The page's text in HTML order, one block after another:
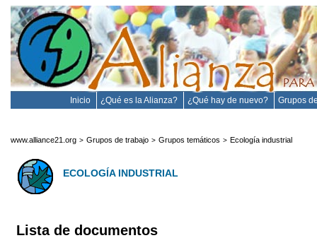
Inicio ¿Qué es la Alianza? ¿Qué hay de nuevo? Grupos
www.alliance21.org > Grupos de trabajo > Grupos temáticos > Ecología industrial
ECOLOGÍA INDUSTRIAL
Lista de documentos